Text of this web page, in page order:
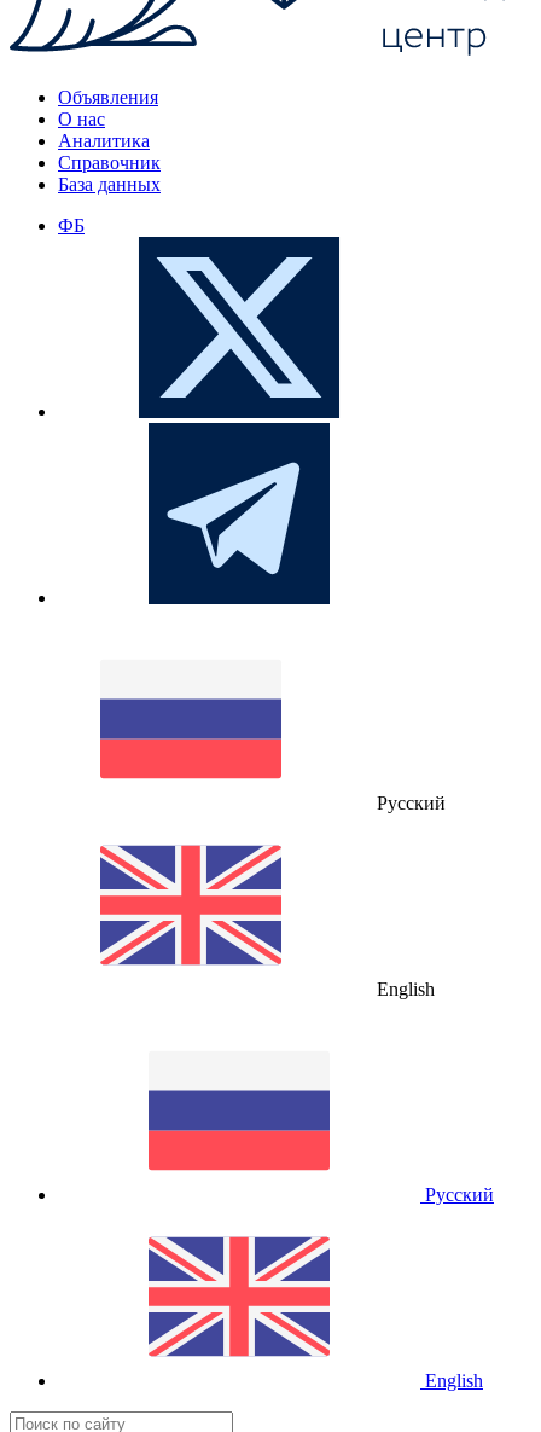
Объявления
О нас
Аналитика
Справочник
База данных
ФБ
Русский
English
Русский
English